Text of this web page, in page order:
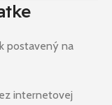
postavený na
internetovej